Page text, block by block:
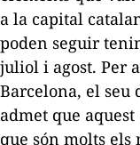
a la capital
poden seguir
juliol i agost. Per
Barcelona, el seu
admet que
que són molts els